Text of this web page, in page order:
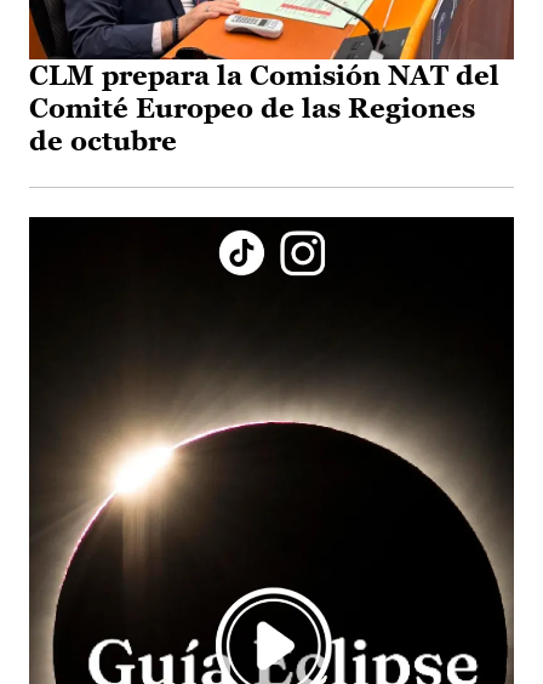
CLM prepara la Comisión NAT del
Comité Europeo de las Regiones
de octubre